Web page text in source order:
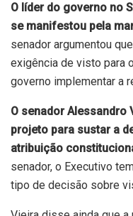
O líder do governo no
se manifestou pela
senador argumentou
exigência de visto para
governo implementar a
O senador Alessandro
projeto para sustar a
atribuição
senador, o Executivo
tipo de decisão sobre